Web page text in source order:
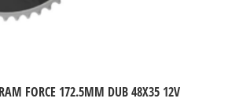
FORCE 172.5MM DUB 48X35 12V